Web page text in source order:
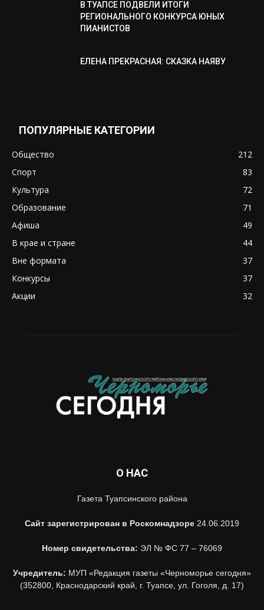
В ТУАПСЕ ПОДВЕЛИ ИТОГИ
РЕГИОНАЛЬНОГО КОНКУРСА ЮНЫХ
ПИАНИСТОВ
ЕЛЕНА ПРЕКРАСНАЯ: СКАЗКА НАЯВУ
ПОПУЛЯРНЫЕ КАТЕГОРИИ
Общество
212
Спорт
83
Культура
72
Образование
71
Афиша
49
В крае и стране
44
Вне формата
37
Конкурсы
37
Акции
32
О НАС
Газета Туапсинского района
Сайт зарегистрирован в Роскомнадзоре 24.06.2019
Номер свидетельства: ЭЛ № ФС 77 – 76069
Учредитель: МУП «Редакция газеты «Черноморье сегодня»
(352800, Краснодарский край, г. Туапсе, ул. Гоголя, д. 17)